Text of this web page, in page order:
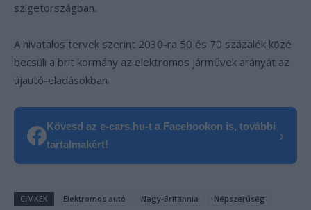
szigetországban.
A hivatalos tervek szerint 2030-ra 50 és 70 százalék közé
becsüli a brit kormány az elektromos járművek arányát az
újautó-eladásokban.
Kövesd az e-cars.hu-t a Facebookon is, további
tartalmakért!
›
CÍMKÉK Elektromos autó Nagy-Britannia Népszerűség